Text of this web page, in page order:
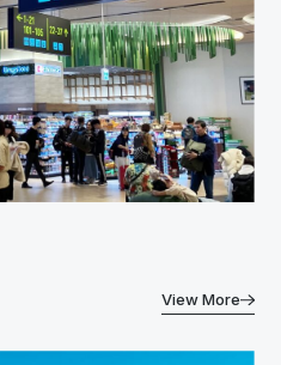
View More